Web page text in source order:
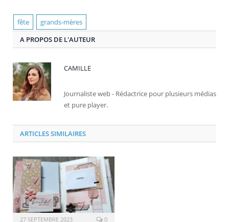
fête
grands-mères
A PROPOS DE L'AUTEUR
CAMILLE
Journaliste web - Rédactrice pour plusieurs médias
et pure player.
ARTICLES SIMILAIRES
27 SEPTEMBRE 2023 0